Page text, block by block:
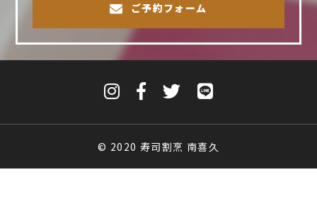
ご予約フォーム
© 2020 寿司割烹 南喜久